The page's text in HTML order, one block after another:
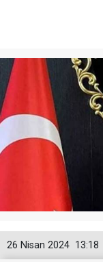
13:18
26 Nisan 2024